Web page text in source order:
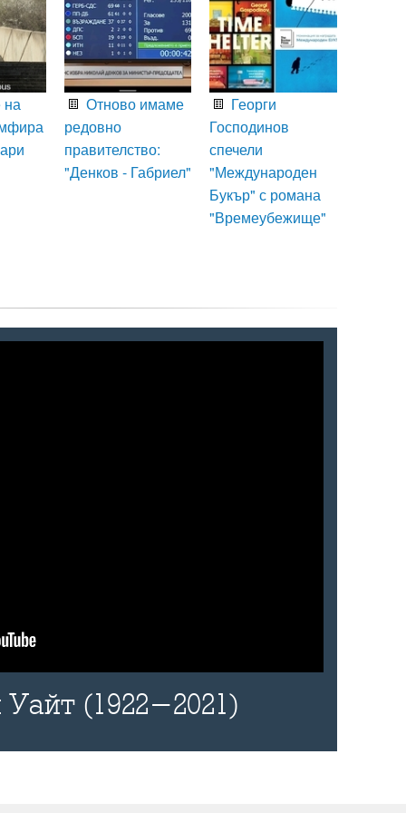
на
Отново имаме
редовно
правителство:
"Денков - Габриел"
Георги
Господинов
спечели
"Международен
Букър" с романа
"Времеубежище"
Уайт (1922-2021)